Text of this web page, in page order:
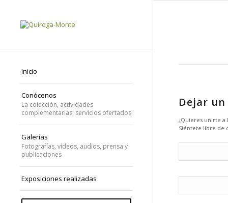
Inicio
Conócenos
La colección, actividades
complementarias, servicios ofertados
Galerías
Fotografías, vídeos, audios, prensa y
publicaciones
Exposiciones realizadas
Dejar
¿Quieres unirte a
Siéntete libre de